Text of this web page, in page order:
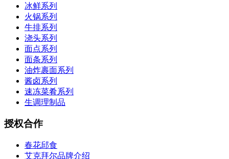
冰鲜系列
火锅系列
牛排系列
浇头系列
面点系列
面条系列
油炸裹面系列
酱卤系列
速冻菜肴系列
生调理制品
授权合作
春花邱食
艾克拜尔品牌介绍